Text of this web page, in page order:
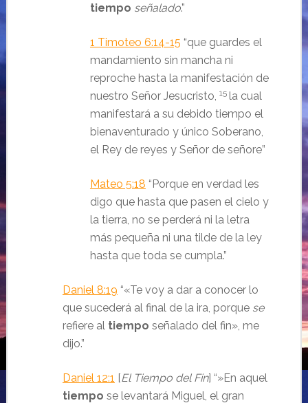
tiempo señalado.”
1 Timoteo 6:14-15 “que guardes el
mandamiento sin mancha ni
reproche hasta la manifestación de
nuestro Señor Jesucristo, 15 la cual
manifestará a su debido tiempo el
bienaventurado y único Soberano,
el Rey de reyes y Señor de señore”
Mateo 5:18 “Porque en verdad les
digo que hasta que pasen el cielo y
la tierra, no se perderá ni la letra
más pequeña ni una tilde de la ley
hasta que toda se cumpla.”
Daniel 8:19 “«Te voy a dar a conocer lo
que sucederá al final de la ira, porque se
refiere al tiempo señalado del fin», me
dijo.”
Daniel 12:1 [El Tiempo del Fin] “»En aquel
tiempo se levantará Miguel, el gran